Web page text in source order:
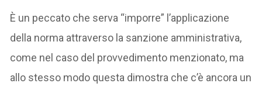
È un peccato che serva “imporre” l’applicazione
della norma attraverso la sanzione amministrativa,
come nel caso del provvedimento menzionato, ma
allo stesso modo questa dimostra che c’è ancora un